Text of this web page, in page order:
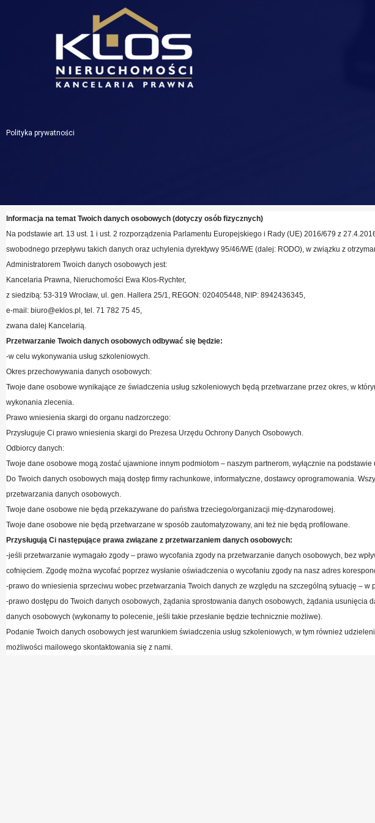
Polityka prywatności
Informacja na temat Twoich danych osobowych (dotyczy osób fizycznych)
Na podstawie art. 13 ust. 1 i ust. 2 rozporządzenia Parlamentu Europejskiego i Rady (UE) 2016/679 z
swobodnego przepływu takich danych oraz uchylenia dyrektywy 95/46/WE (dalej: RODO), w związku z
Administratorem Twoich danych osobowych jest:
Kancelaria Prawna, Nieruchomości Ewa Klos-Rychter,
z siedzibą: 53-319 Wrocław, ul. gen. Hallera 25/1, REGON: 020405448, NIP: 8942436345,
e-mail: biuro@eklos.pl, tel. 71 782 75 45,
zwana dalej Kancelarią.
Przetwarzanie Twoich danych osobowych odbywać się będzie:
-w celu wykonywania usług szkoleniowych.
Okres przechowywania danych osobowych:
Twoje dane osobowe wynikające ze świadczenia usług szkoleniowych będą przetwarzane przez okres, w
wykonania zlecenia.
Prawo wniesienia skargi do organu nadzorczego:
Przysługuje Ci prawo wniesienia skargi do Prezesa Urzędu Ochrony Danych Osobowych.
Odbiorcy danych:
Twoje dane osobowe mogą zostać ujawnione innym podmiotom – naszym partnerom, wyłącznie na
Do Twoich danych osobowych mają dostęp firmy rachunkowe, informatyczne, dostawcy oprogramowania.
przetwarzania danych osobowych.
Twoje dane osobowe nie będą przekazywane do państwa trzeciego/organizacji mię-dzynarodowej.
Twoje dane osobowe nie będą przetwarzane w sposób zautomatyzowany, ani też nie będą profilowane.
Przysługują Ci następujące prawa związane z przetwarzaniem danych osobowych:
-jeśli przetwarzanie wymagało zgody – prawo wycofania zgody na przetwarzanie danych osobowych, bez
cofnięciem. Zgodę można wycofać poprzez wysłanie oświadczenia o wycofaniu zgody na nasz adres
-prawo do wniesienia sprzeciwu wobec przetwarzania Twoich danych ze względu na szczególną sytuację –
-prawo dostępu do Twoich danych osobowych, żądania sprostowania danych osobowych, żądania
danych osobowych (wykonamy to polecenie, jeśli takie przesłanie będzie technicznie możliwe).
Podanie Twoich danych osobowych jest warunkiem świadczenia usług szkoleniowych, w tym również
możliwości mailowego skontaktowania się z nami.